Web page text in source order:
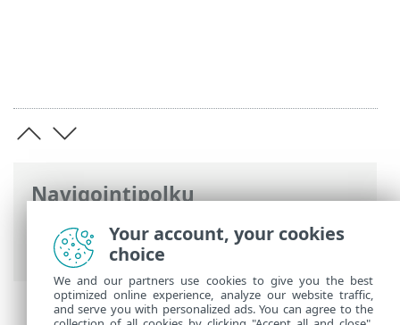
Navigointipolku
ESET-online-ohje>ESET Glossary>Uhat
ja hyökkäykset > Huijaus
Your account, your cookies
choice
We and our partners use cookies to give you the best
optimized online experience, analyze our website traffic,
and serve you with personalized ads. You can agree to the